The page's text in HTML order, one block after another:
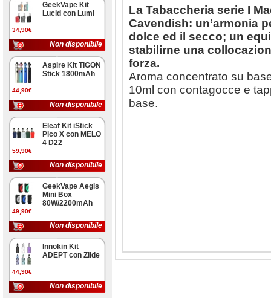
34,90€
GeekVape Kit
Lucid con Lumi
Non disponibile
44,90€
Aspire Kit TIGON
Stick 1800mAh
Non disponibile
59,90€
Eleaf Kit iStick
Pico X con MELO
4 D22
Non disponibile
49,90€
GeekVape Aegis
Mini Box
80W/2200mAh
Non disponibile
44,90€
Innokin Kit
ADEPT con Zlide
Non disponibile
La Tabaccheria serie I
Cavendish: un’armonia
dolce ed il secco; un
stabilirne una
forza.
Aroma concentrato su
10ml con contagocce e
base.